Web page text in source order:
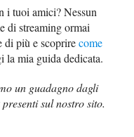
i tuoi amici? Nessun
di streaming ormai
di più e scoprirecome
la mia guida dedicata.
un guadagno dagli
sul nostro sito.